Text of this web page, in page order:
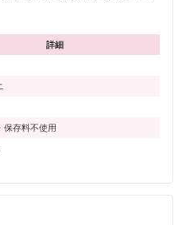
詳細
保存料不使用